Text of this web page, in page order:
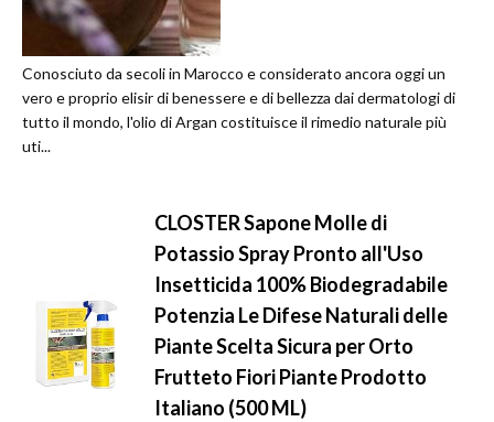
Conosciuto da secoli in Marocco e considerato ancora oggi un
vero e proprio elisir di benessere e di bellezza dai dermatologi di
tutto il mondo, l'olio di Argan costituisce il rimedio naturale più
uti...
CLOSTER Sapone Molle di
Potassio Spray Pronto all'Uso
Insetticida 100% Biodegradabile
Potenzia Le Difese Naturali delle
Piante Scelta Sicura per Orto
Frutteto Fiori Piante Prodotto
Italiano (500 ML)